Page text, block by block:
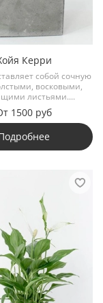
Керри
собой сочную
восковыми,
листьями....
1500 руб